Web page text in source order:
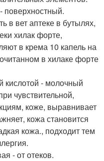
поверхностный.
в вет аптеке в бутылях,
хилак форте,
в крема 10 капель на
в хилаке форте
кислотой - молочный
чувствительной,
коже, выравнивает
кожа становится
кожа., подходит тем
- от отеков.